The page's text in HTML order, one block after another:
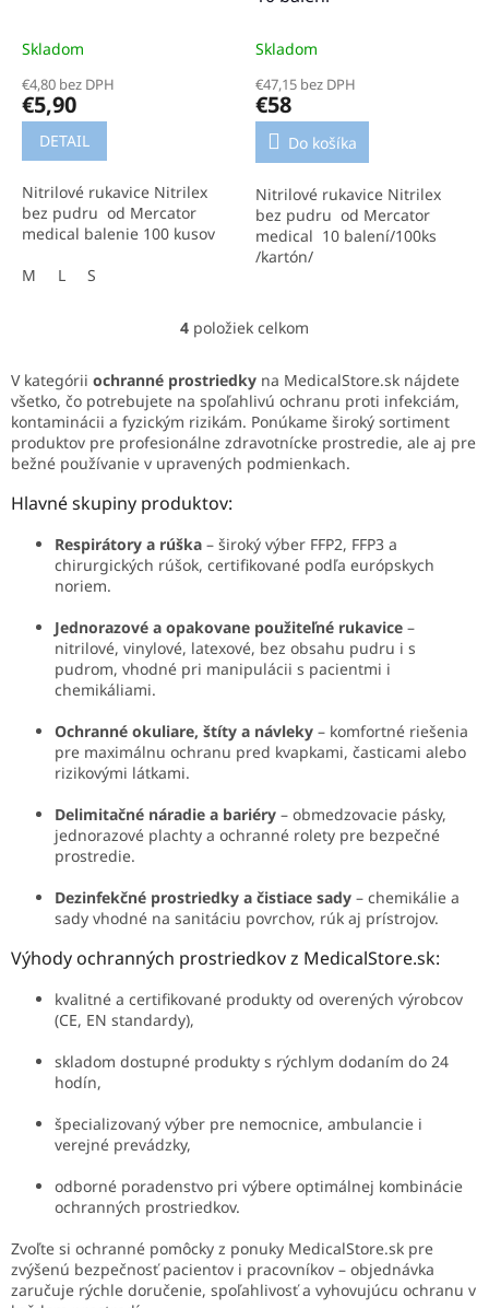
Skladom
€4,80 bez DPH
€5,90
DETAIL
Nitrilové rukavice Nitrilex
bez pudru od Mercator
medical balenie 100 kusov
M
L S
Skladom
€47,15 bez DPH
€58
Do košíka
Nitrilové rukavice Nitrilex
bez pudru od Mercator
medical 10 balení/100ks
/kartón/
O
l
á
d
a
c
i
r
v
v
ý
p
u
4 položiek celkom
V kategórii ochranné prostriedky na MedicalStore.sk nájdete
všetko, čo potrebujete na spoľahlivú ochranu proti infekciám,
kontaminácii a fyzickým rizikám. Ponúkame široký sortiment
produktov pre profesionálne zdravotnícke prostredie, ale aj pre
bežné používanie v upravených podmienkach.
Hlavné skupiny produktov:
Respirátory a rúška – široký výber FFP2, FFP3 a
chirurgických rúšok, certifikované podľa európskych
noriem.
Jednorazové a opakovane použiteľné rukavice –
nitrilové, vinylové, latexové, bez obsahu pudru i s
pudrom, vhodné pri manipulácii s pacientmi i
chemikáliami.
Ochranné okuliare, štíty a návleky – komfortné riešenia
pre maximálnu ochranu pred kvapkami, časticami alebo
rizikovými látkami.
Delimitačné náradie a bariéry – obmedzovacie pásky,
jednorazové plachty a ochranné rolety pre bezpečné
prostredie.
Dezinfekčné prostriedky a čistiace sady – chemikálie a
sady vhodné na sanitáciu povrchov, rúk aj prístrojov.
Výhody ochranných prostriedkov z MedicalStore.sk:
kvalitné a certifikované produkty od overených výrobcov
(CE, EN standardy),
skladom dostupné produkty s rýchlym dodaním do 24
hodín,
špecializovaný výber pre nemocnice, ambulancie i
verejné prevádzky,
odborné poradenstvo pri výbere optimálnej kombinácie
ochranných prostriedkov.
Zvoľte si ochranné pomôcky z ponuky MedicalStore.sk pre
zvýšenú bezpečnosť pacientov i pracovníkov – objednávka
zaručuje rýchle doručenie, spoľahlivosť a vyhovujúcu ochranu v